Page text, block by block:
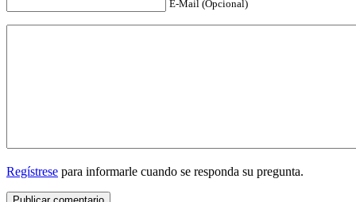
E-Mail (Opcional)
Regístrese para informarle cuando se responda su pregunta.